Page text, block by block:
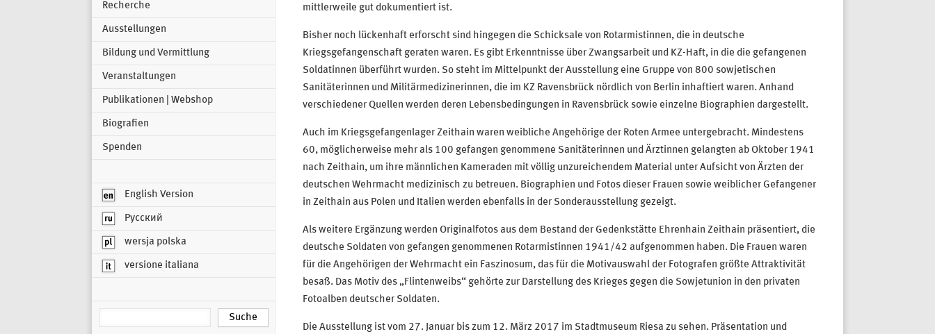
Recherche
Ausstellungen
Bildung und Vermittlung
Veranstaltungen
Publikationen | Webshop
Biografien
Spenden
English Version
Русский
wersja polska
versione italiana
mittlerweile gut dokumentiert ist.
Bisher noch lückenhaft erforscht sind hingegen die Schicksale von Rotarmistinnen, die in deutsche
Kriegsgefangenschaft geraten waren. Es gibt Erkenntnisse über Zwangsarbeit und KZ-Haft, in die die gefangenen
Soldatinnen überführt wurden. So steht im Mittelpunkt der Ausstellung eine Gruppe von 800 sowjetischen
Sanitäterinnen und Militärmedizinerinnen, die im KZ Ravensbrück nördlich von Berlin inhaftiert waren. Anhand
verschiedener Quellen werden deren Lebensbedingungen in Ravensbrück sowie einzelne Biographien dargestellt.
Auch im Kriegsgefangenlager Zeithain waren weibliche Angehörige der Roten Armee untergebracht. Mindestens
60, möglicherweise mehr als 100 gefangen genommene Sanitäterinnen und Ärztinnen gelangten ab Oktober 1941
nach Zeithain, um ihre männlichen Kameraden mit völlig unzureichendem Material unter Aufsicht von Ärzten der
deutschen Wehrmacht medizinisch zu betreuen. Biographien und Fotos dieser Frauen sowie weiblicher Gefangener
in Zeithain aus Polen und Italien werden ebenfalls in der Sonderausstellung gezeigt.
Als weitere Ergänzung werden Originalfotos aus dem Bestand der Gedenkstätte Ehrenhain Zeithain präsentiert, die
deutsche Soldaten von gefangen genommenen Rotarmistinnen 1941/42 aufgenommen haben. Die Frauen waren
für die Angehörigen der Wehrmacht ein Faszinosum, das für die Motivauswahl der Fotografen größte Attraktivität
besaß. Das Motiv des „Flintenweibs“ gehörte zur Darstellung des Krieges gegen die Sowjetunion in den privaten
Fotoalben deutscher Soldaten.
Die Ausstellung ist vom 27. Januar bis zum 12. März 2017 im Stadtmuseum Riesa zu sehen. Präsentation und